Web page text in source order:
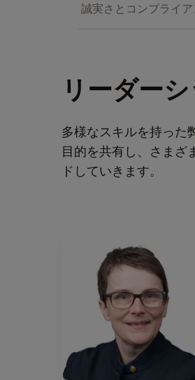
誠実さとコンプライア
リーダーシ
多様なスキルを持った
目的を共有し、さまざ
ドしていきます。